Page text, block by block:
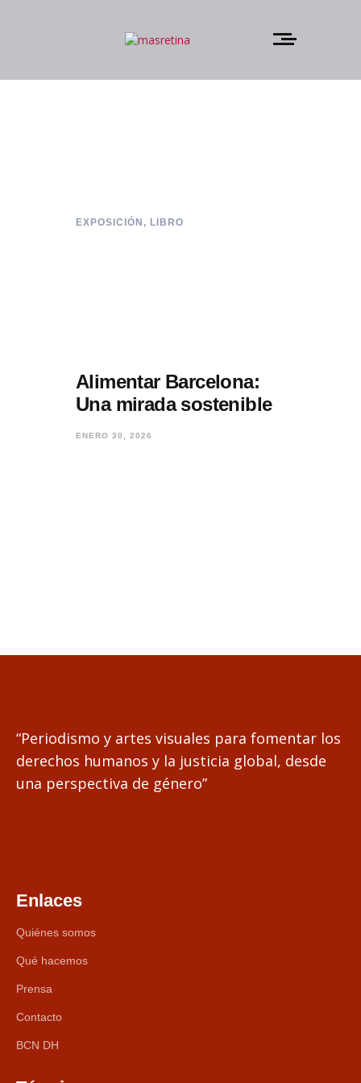
EXPOSICIÓN , LIBRO
Alimentar Barcelona:
Una mirada sostenible
ENERO 30, 2026
“Periodismo y artes visuales para fomentar los
derechos humanos y la justicia global, desde
una perspectiva de género”
Enlaces
Quiénes somos
Qué hacemos
Prensa
Contacto
BCN DH